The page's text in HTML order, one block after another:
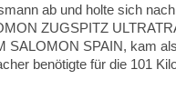
ab und holte sich
ZUGSPITZ
SALOMON SPAIN, kam
benötigte für die 101